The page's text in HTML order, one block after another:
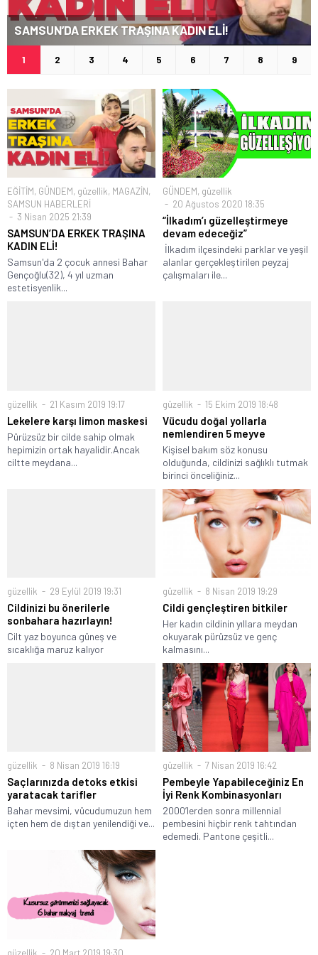
SAMSUN’DA ERKEK TRAŞINA KADIN ELİ!
1 2 3 4 5 6 7 8 9
EĞİTİM, GÜNDEM, güzellik, MAGAZİN,
SAMSUN HABERLERİ
3 Nisan 2025 21:39
SAMSUN’DA ERKEK TRAŞINA
KADIN ELİ!
Samsun'da 2 çocuk annesi Bahar
Gençoğlu(32), 4 yıl uzman
estetisyenlik...
GÜNDEM, güzellik
20 Ağustos 2020 18:35
“İlkadım’ı güzelleştirmeye
devam edeceğiz”
İlkadım ilçesindeki parklar ve yeşil
alanlar gerçekleştirilen peyzaj
çalışmaları ile...
güzellik 21 Kasım 2019 19:17
Lekelere karşı limon maskesi
Pürüzsüz bir cilde sahip olmak
hepimizin ortak hayalidir.Ancak
ciltte meydana...
güzellik 15 Ekim 2019 18:48
Vücudu doğal yollarla
nemlendiren 5 meyve
Kişisel bakım söz konusu
olduğunda, cildinizi sağlıklı tutmak
birinci önceliğiniz...
güzellik 29 Eylül 2019 19:31
Cildinizi bu önerilerle
sonbahara hazırlayın!
Cilt yaz boyunca güneş ve
sıcaklığa maruz kalıyor
güzellik 8 Nisan 2019 19:29
Cildi gençleştiren bitkiler
Her kadın cildinin yıllara meydan
okuyarak pürüzsüz ve genç
kalmasını...
güzellik 8 Nisan 2019 16:19
Saçlarınızda detoks etkisi
yaratacak tarifler
Bahar mevsimi, vücudumuzun hem
içten hem de dıştan yenilendiği ve...
güzellik 7 Nisan 2019 16:42
Pembeyle Yapabileceğiniz En
İyi Renk Kombinasyonları
2000’lerden sonra millennial
pembesini hiçbir renk tahtından
edemedi. Pantone çeşitli...
güzellik 20 Mart 2019 19:30